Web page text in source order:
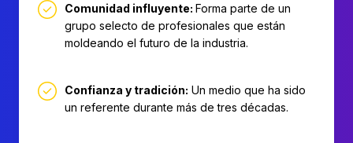
Comunidad influyente: Forma parte de un
grupo selecto de profesionales que están
moldeando el futuro de la industria.
Confianza y tradición: Un medio que ha sido
un referente durante más de tres décadas.